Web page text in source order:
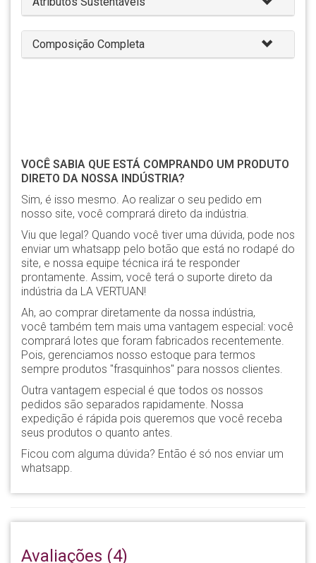
Composição Completa
VOCÊ SABIA QUE ESTÁ COMPRANDO UM PRODUTO
DIRETO DA NOSSA INDÚSTRIA?
Sim, é isso mesmo. Ao realizar o seu pedido em
nosso site, você comprará direto da indústria.
Viu que legal? Quando você tiver uma dúvida, pode nos
enviar um whatsapp pelo botão que está no rodapé do
site, e nossa equipe técnica irá te responder
prontamente. Assim, você terá o suporte direto da
indústria da LA VERTUAN!
Ah, ao comprar diretamente da nossa indústria,
você também tem mais uma vantagem especial: você
comprará lotes que foram fabricados recentemente.
Pois, gerenciamos nosso estoque para termos
sempre produtos "frasquinhos" para nossos clientes.
Outra vantagem especial é que todos os nossos
pedidos são separados rapidamente. Nossa
expedição é rápida pois queremos que você receba
seus produtos o quanto antes.
Ficou com alguma dúvida? Então é só nos enviar um
whatsapp.
Avaliações (4)